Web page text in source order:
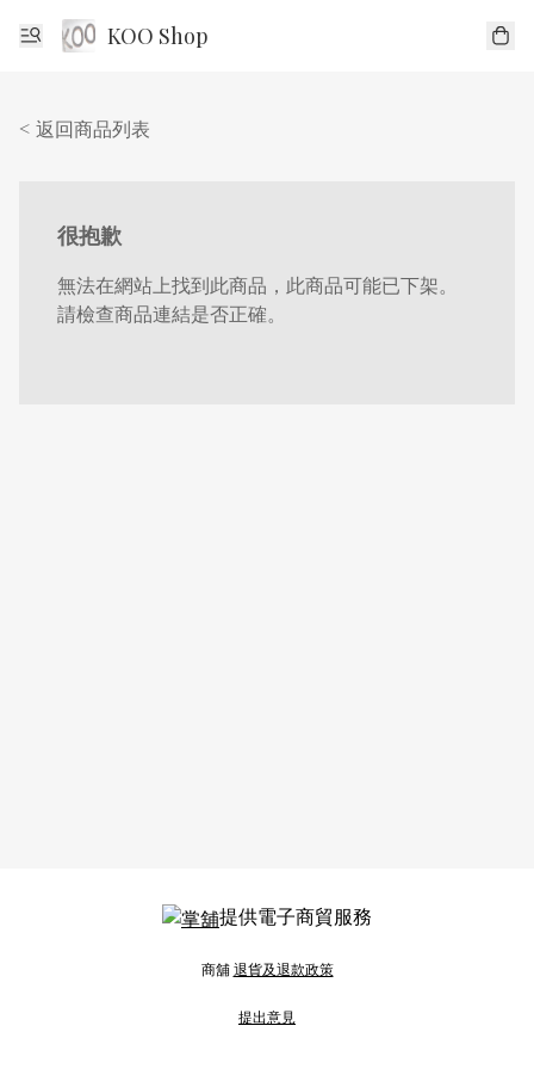
KOO Shop
< 返回商品列表
很抱歉
無法在網站上找到此商品，此商品可能已下架。
請檢查商品連結是否正確。
提供電子商貿服務
商舖退貨及退款政策
提出意見